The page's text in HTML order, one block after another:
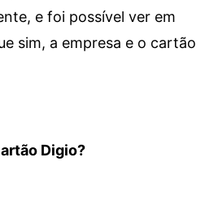
e foi possível ver em
sim, a empresa e o cartão
Digio?